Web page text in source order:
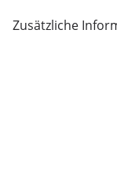
Zusätzliche